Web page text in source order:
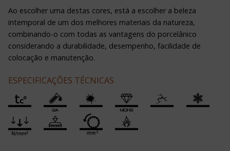
Ao escolher uma destas cores, está a escolher a beleza
intemporal de um dos melhores materiais da natureza,
combinando-o com todas as vantagens do porcelânico
considerando a durabilidade, desempenho, facilidade de
colocação e manutenção.
ESPECIFICAÇÕES TÉCNICAS